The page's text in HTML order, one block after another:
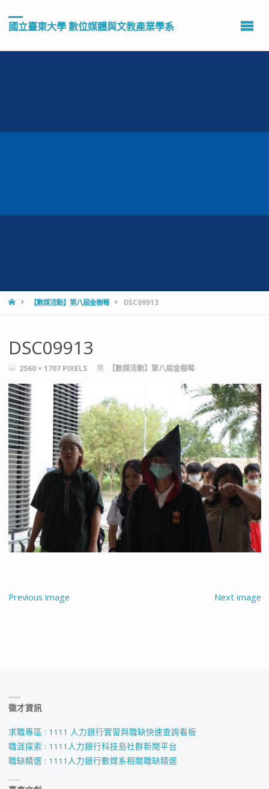
國立臺東大學 數位媒體與文教產業學系
HOME【數媒活動】第八屆金樹莓 DSC09913
DSC09913
FULL2560 × 1707 PIXELS 【數媒活動】第八屆金樹莓
Previous image Next image
徵才資訊
求職專區 : 1111 人力銀行實習與職缺快速查詢看板
職涯探索 : 1111人力銀行科技島社群新聞平台
職缺精選 : 1111人力銀行數媒系相關職缺精選